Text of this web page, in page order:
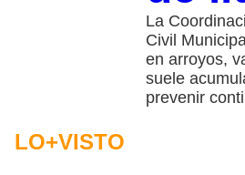
La
Civil
en arroyos,
suele
prevenir
LO+VISTO